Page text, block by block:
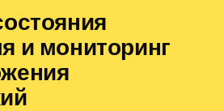
и мониторинг